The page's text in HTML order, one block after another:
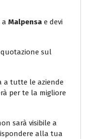
a Malpensa e devi
quotazione sul
a tutte le aziende
per te la migliore
sarà visibile a
alla tua